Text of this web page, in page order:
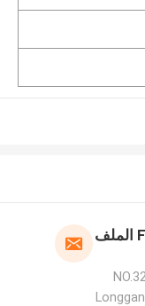
FUTURE TECH LIMITED الملف